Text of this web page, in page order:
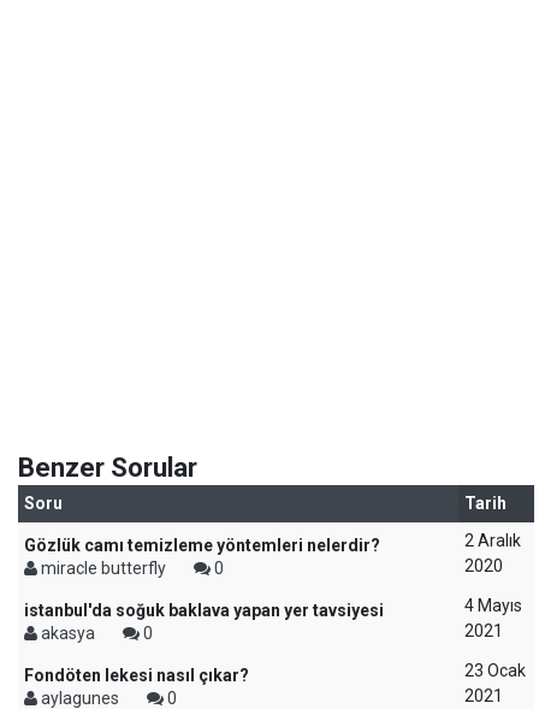
Benzer Sorular
Soru Tarih
Gözlük camı temizleme yöntemleri nelerdir?
miracle butterfly
0
2 Aralık
2020
istanbul'da soğuk baklava yapan yer tavsiyesi
akasya
0
4 Mayıs
2021
Fondöten lekesi nasıl çıkar?
aylagunes
0
23 Ocak
2021